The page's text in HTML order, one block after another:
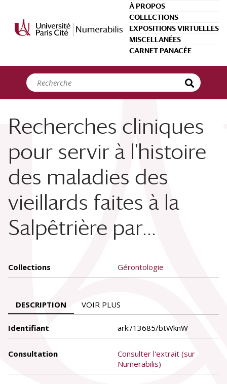
À PROPOS
COLLECTIONS
EXPOSITIONS VIRTUELLES
MISCELLANÉES
CARNET PANACÉE
Recherches cliniques
pour servir à l'histoire
des maladies des
vieillards faites à la
Salpêtrière par...
Collections Gérontologie
DESCRIPTION VOIR PLUS
Identifiant ark:/13685/btWknW
Consultation
Consulter l'extrait (sur
Numerabilis)